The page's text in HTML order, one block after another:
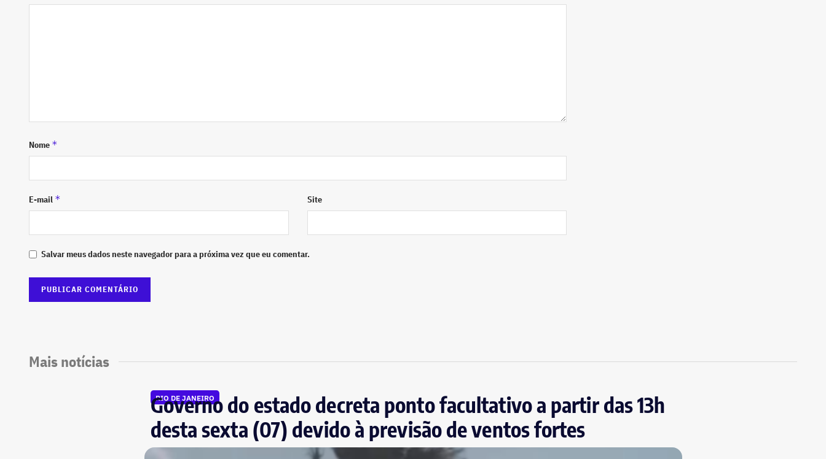
Nome *
E-mail * Site
Salvar meus dados neste navegador para a próxima vez que eu comentar.
Mais notícias
RIO DE JANEIRO
Governo do estado decreta ponto facultativo a partir das 13h
desta sexta (07) devido à previsão de ventos fortes